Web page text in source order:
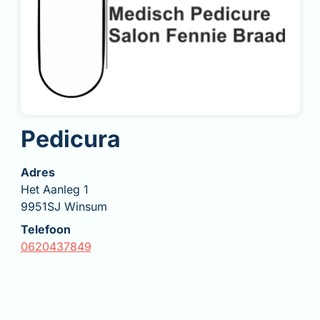
Pedicura
Adres
Het Aanleg 1
9951SJ Winsum
Telefoon
0620437849